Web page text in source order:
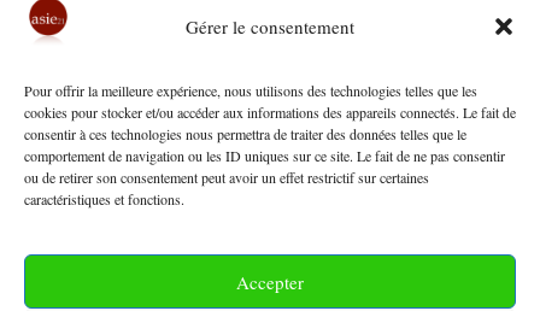
Gérer le consentement
Pour offrir la meilleure expérience, nous utilisons des technologies telles que les
cookies pour stocker et/ou accéder aux informations des appareils connectés. Le fait de
consentir à ces technologies nous permettra de traiter des données telles que le
comportement de navigation ou les ID uniques sur ce site. Le fait de ne pas consentir
ou de retirer son consentement peut avoir un effet restrictif sur certaines
caractéristiques et fonctions.
Accepter
Finaldées EURL
Siège social : 13 avenue Boudon, 75016, Paris
Nous contacter
Conditions Générales de Vente
Politique de Confidentialité